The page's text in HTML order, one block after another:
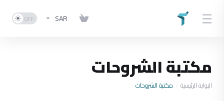
SAR
مكتبة الشروحات
البوابة الرئيسية مكتبة الشروحات